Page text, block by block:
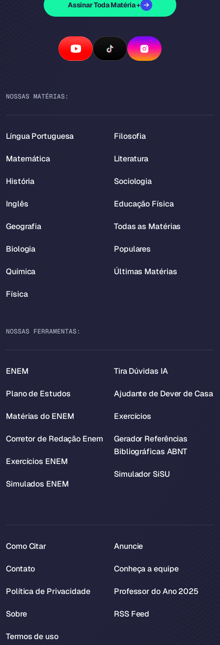
Assinar Toda Matéria +
NOSSAS MATÉRIAS:
Língua Portuguesa
Matemática
História
Inglês
Geografia
Biologia
Química
Física
Filosofia
Literatura
Sociologia
Educação Física
Todas as Matérias
Populares
Últimas Matérias
NOSSAS FERRAMENTAS:
ENEM
Plano de Estudos
Matérias do ENEM
Corretor de Redação Enem
Exercícios ENEM
Simulados ENEM
Tira Dúvidas IA
Ajudante de Dever de Casa
Exercícios
Gerador Referências
Bibliográficas ABNT
Simulador SiSU
Como Citar
Contato
Política de Privacidade
Sobre
Termos de uso
Anuncie
Conheça a equipe
Professor do Ano 2025
RSS Feed